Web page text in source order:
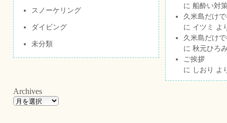
スノーケリング
ダイビング
未分類
に 船酔い対
久米島だけ
に イツミ よ
久米島だけ
に 秋元ひろ
ご挨拶
に しおり よ
Archives